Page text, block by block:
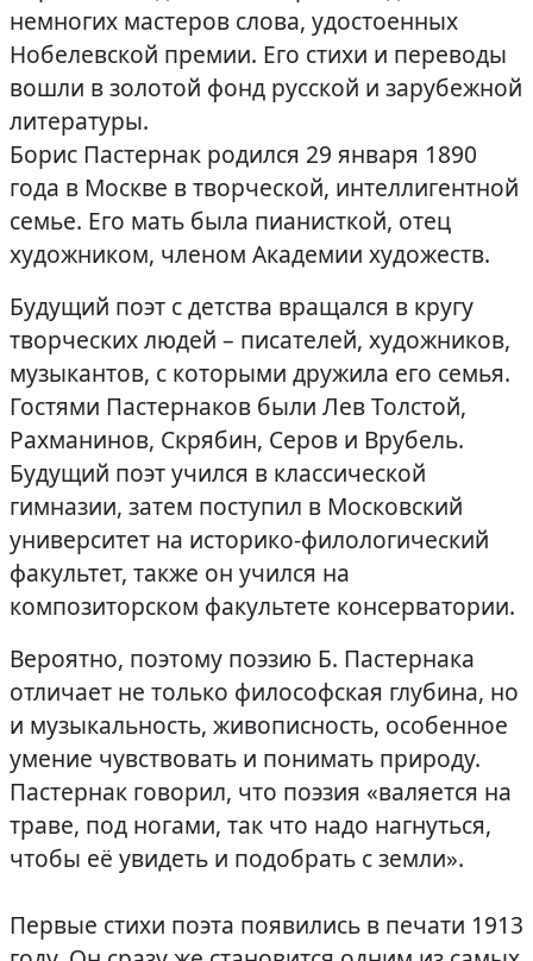
немногих мастеров слова, удостоенных
Нобелевской премии. Его стихи и переводы
вошли в золотой фонд русской и зарубежной
литературы.
Борис Пастернак родился 29 января 1890
года в Москве в творческой, интеллигентной
семье. Его мать была пианисткой, отец
художником, членом Академии художеств.
Будущий поэт с детства вращался в кругу
творческих людей – писателей, художников,
музыкантов, с которыми дружила его семья.
Гостями Пастернаков были Лев Толстой,
Рахманинов, Скрябин, Серов и Врубель.
Будущий поэт учился в классической
гимназии, затем поступил в Московский
университет на историко-филологический
факультет, также он учился на
композиторском факультете консерватории.
Вероятно, поэтому поэзию Б. Пастернака
отличает не только философская глубина, но
и музыкальность, живописность, особенное
умение чувствовать и понимать природу.
Пастернак говорил, что поэзия «валяется на
траве, под ногами, так что надо нагнуться,
чтобы её увидеть и подобрать с земли».
Первые стихи поэта появились в печати 1913